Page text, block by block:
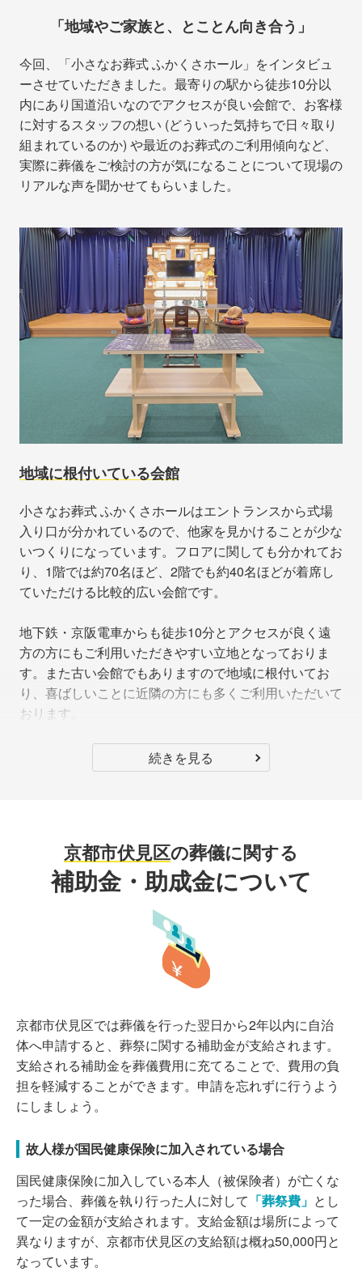
「地域やご家族と、とことん向き合う」
今回、「小さなお葬式 ふかくさホール」をインタビュ
ーさせていただきました。最寄りの駅から徒歩10分以
内にあり国道沿いなのでアクセスが良い会館で、お客様
に対するスタッフの想い (どういった気持ちで日々取り
組まれているのか) や最近のお葬式のご利用傾向など、
実際に葬儀をご検討の方が気になることについて現場の
リアルな声を聞かせてもらいました。
地域に根付いている会館
小さなお葬式 ふかくさホールはエントランスから式場
入り口が分かれているので、他家を見かけることが少な
いつくりになっています。フロアに関しても分かれてお
り、1階では約70名ほど、2階でも約40名ほどが着席し
ていただける比較的広い会館です。
地下鉄・京阪電車からも徒歩10分とアクセスが良く遠
方の方にもご利用いただきやすい立地となっておりま
す。また古い会館でもありますので地域に根付いてお
り、喜ばしいことに近隣の方にも多くご利用いただいて
おります。
続きを見る
京都市伏見区の葬儀に関する
補助金・助成金について
京都市伏見区では葬儀を行った翌日から2年以内に自治
体へ申請すると、葬祭に関する補助金が支給されます。
支給される補助金を葬儀費用に充てることで、費用の負
担を軽減することができます。申請を忘れずに行うよう
にしましょう。
故人様が国民健康保険に加入されている場合
国民健康保険に加入している本人（被保険者）が亡くな
った場合、葬儀を執り行った人に対して 「葬祭費」 とし
て一定の金額が支給されます。支給金額は場所によって
異なりますが、京都市伏見区の支給額は概ね50,000円と
なっています。